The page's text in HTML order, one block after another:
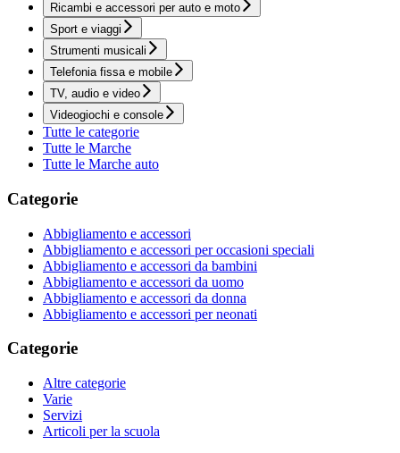
Ricambi e accessori per auto e moto
Sport e viaggi
Strumenti musicali
Telefonia fissa e mobile
TV, audio e video
Videogiochi e console
Tutte le categorie
Tutte le Marche
Tutte le Marche auto
Categorie
Abbigliamento e accessori
Abbigliamento e accessori per occasioni speciali
Abbigliamento e accessori da bambini
Abbigliamento e accessori da uomo
Abbigliamento e accessori da donna
Abbigliamento e accessori per neonati
Categorie
Altre categorie
Varie
Servizi
Articoli per la scuola